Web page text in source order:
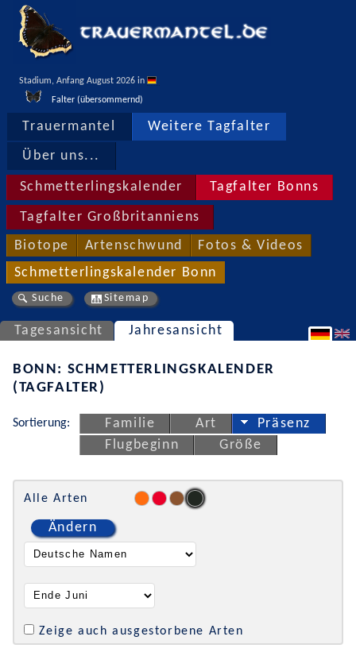
Stadium, Anfang August 2026 in
Falter (übersommernd)
Trauermantel Weitere Tagfalter
Über uns...
Schmetterlingskalender Tagfalter Bonns
Tagfalter Großbritanniens
Biotope Artenschwund Fotos & Videos
Schmetterlingskalender Bonn
Suche Sitemap
Tagesansicht Jahresansicht
BONN: SCHMETTERLINGSKALENDER
(TAGFALTER)
Sortierung: Familie Art
Präsenz
Flugbeginn
Größe
Alle Arten
Ändern
Zeige auch ausgestorbene Arten